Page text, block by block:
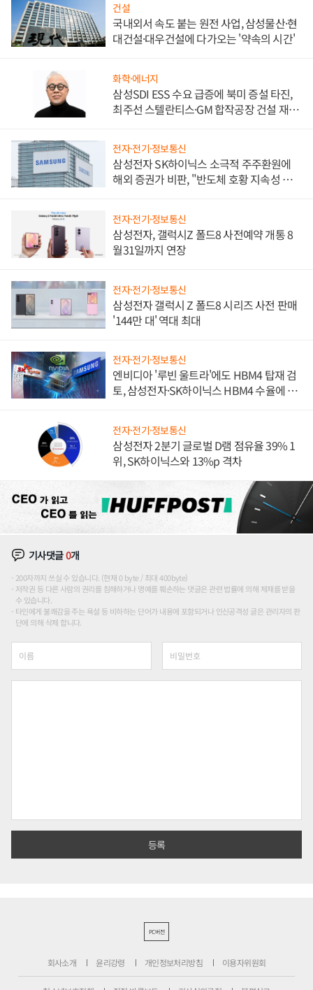
건설
국내외서 속도 붙는 원전 사업, 삼성물산·현
대건설·대우건설에 다가오는 '약속의 시간'
화학·에너지
삼성SDI ESS 수요 급증에 북미 증설 타진,
최주선 스텔란티스·GM 합작공장 건설 재추
전자·전기·정보통신
삼성전자 SK하이닉스 소극적 주주환원에
해외 증권가 비판, "반도체 호황 지속성 의
전자·전기·정보통신
삼성전자, 갤럭시Z 폴드8 사전예약 개통 8
월31일까지 연장
전자·전기·정보통신
삼성전자 갤럭시 Z 폴드8 시리즈 사전 판매
'144만 대' 역대 최대
전자·전기·정보통신
엔비디아 '루빈 울트라'에도 HBM4 탑재 검
토, 삼성전자·SK하이닉스 HBM4 수율에 주
전자·전기·정보통신
삼성전자 2분기 글로벌 D램 점유율 39% 1
위, SK하이닉스와 13%p 격차
기사댓글0개
200자까지 쓰실 수 있습니다. (현재 0 byte / 최대 400byte)
저작권 등 다른 사람의 권리를 침해하거나 명예를 훼손하는 댓글은 관련 법률에 의해 제재를 받을
수 있습니다.
타인에게 불쾌감을 주는 욕설 등 비하하는 단어가 내용에 포함되거나 인신공격성 글은 관리자의 판
단에 의해 삭제 합니다.
PC버전
회사소개 윤리강령 개인정보처리방침 이용자위원회